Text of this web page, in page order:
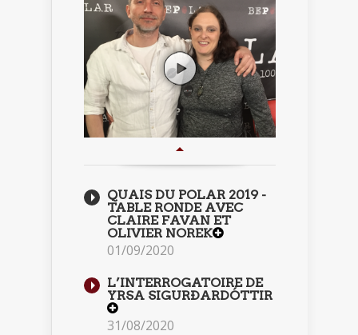
QUAIS DU POLAR 2019 -
TABLE RONDE AVEC
CLAIRE FAVAN ET
OLIVIER NOREK
01/09/2020
L’INTERROGATOIRE DE
YRSA SIGURÐARDÓTTIR
31/08/2020